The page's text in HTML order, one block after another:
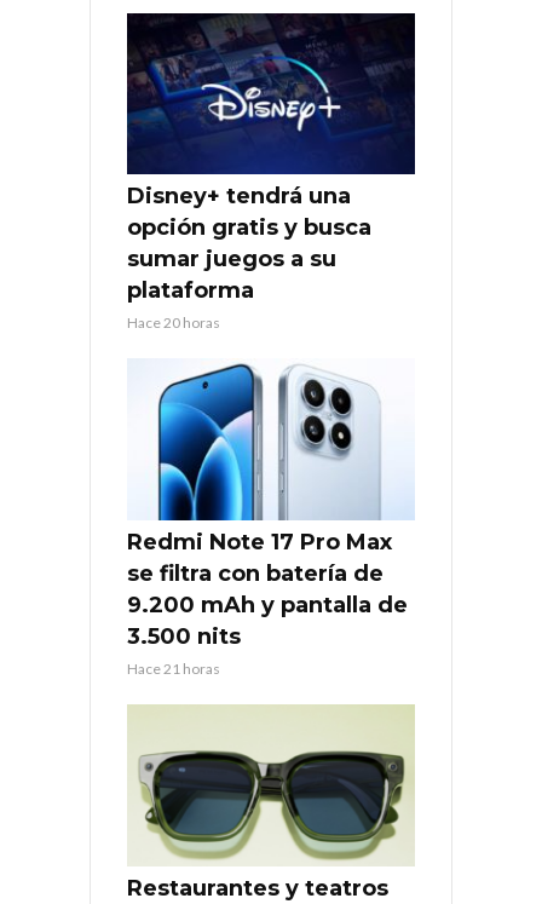
Disney+ tendrá una
opción gratis y busca
sumar juegos a su
plataforma
Hace 20 horas
Redmi Note 17 Pro Max
se filtra con batería de
9.200 mAh y pantalla de
3.500 nits
Hace 21 horas
Restaurantes y teatros